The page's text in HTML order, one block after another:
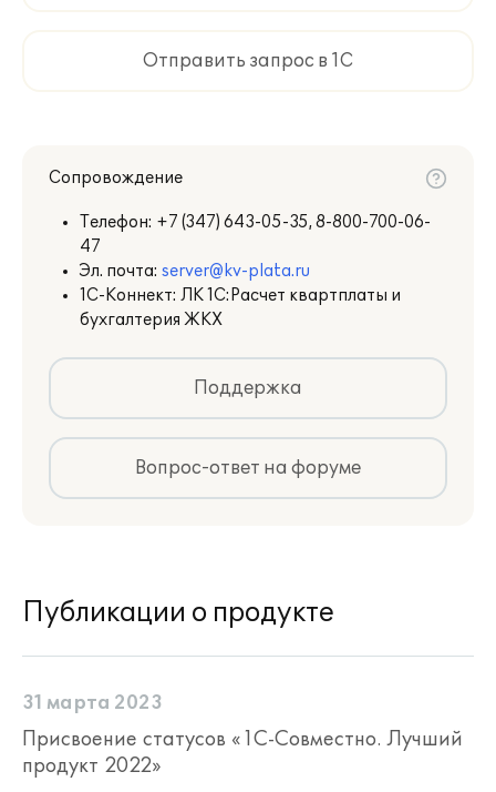
Отправить запрос в 1С
Сопровождение
Телефон: +7 (347) 643-05-35, 8-800-700-06-
47
Эл. почта: server@kv-plata.ru
1С-Коннект: ЛК 1С:Расчет квартплаты и
бухгалтерия ЖКХ
Поддержка
Вопрос-ответ на форуме
Публикации о продукте
31 марта 2023
Присвоение статусов «1С-Совместно. Лучший
продукт 2022»